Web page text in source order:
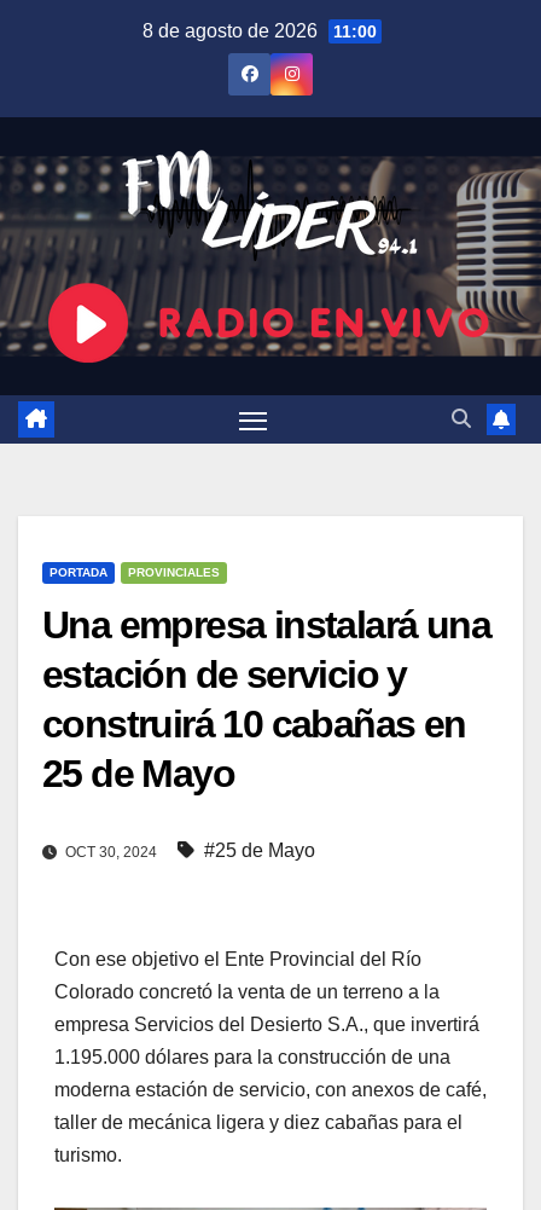
8 de agosto de 2026 11:00
PORTADA PROVINCIALES
Una empresa instalará una
estación de servicio y
construirá 10 cabañas en
25 de Mayo
OCT 30, 2024 #25 de Mayo
Con ese objetivo el Ente Provincial del Río
Colorado concretó la venta de un terreno a la
empresa Servicios del Desierto S.A., que invertirá
1.195.000 dólares para la construcción de una
moderna estación de servicio, con anexos de café,
taller de mecánica ligera y diez cabañas para el
turismo.